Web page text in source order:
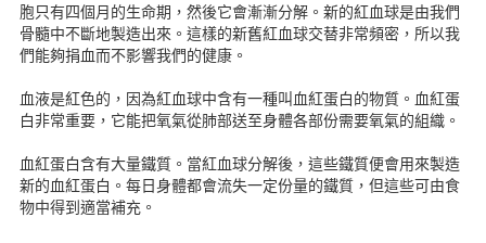
聯絡我們
簡體版
English version
主頁
胞只有四個月的生命期，然後它會漸漸分解。新的紅血球是由我們
骨髓中不斷地製造出來。這樣的新舊紅血球交替非常頻密，所以我
們能夠捐血而不影響我們的健康。
血液是紅色的，因為紅血球中含有一種叫血紅蛋白的物質。血紅蛋
白非常重要，它能把氧氣從肺部送至身體各部份需要氧氣的組織。
血紅蛋白含有大量鐵質。當紅血球分解後，這些鐵質便會用來製造
新的血紅蛋白。每日身體都會流失一定份量的鐵質，但這些可由食
物中得到適當補充。